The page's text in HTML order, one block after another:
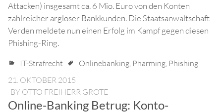
Attacken) insgesamt ca. 6 Mio. Euro von den Konten
zahlreicher argloser Bankkunden. Die Staatsanwaltschaft
Verden meldete nun einen Erfolg im Kampf gegen diesen
Phishing-Ring.
IT-Strafrecht Onlinebanking, Pharming, Phishing
21. OKTOBER 2015
BY OTTO FREIHERR GROTE
Online-Banking Betrug: Konto-